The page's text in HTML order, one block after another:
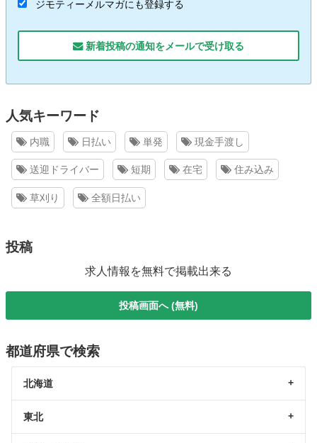
ジモティーメルマガにも登録する
新着投稿の通知をメールで受け取る
人気キーワード
内職 日払い 単発 現金手渡し
送迎ドライバー 短期 在宅 住み込み
草刈り 全額日払い
投稿
求人情報を無料で掲載出来る
投稿画面へ (無料)
都道府県で検索
北海道
東北